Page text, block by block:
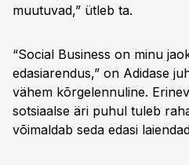
muutuvad,” ütleb ta.
“Social Business on minu
edasiarendus,” on Adidase
vähem kõrgelennuline.
sotsiaalse äri puhul tuleb
võimaldab seda edasi